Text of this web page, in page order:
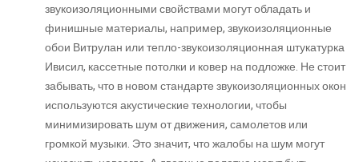
звукоизоляционными свойствами могут обладать и
финишные материалы, например, звукоизоляционные
обои Витрулан или тепло-звукоизоляционная штукатурка
Ивисил, кассетные потолки и ковер на подложке. Не стоит
забывать, что в новом стандарте звукоизоляционных окон
используются акустические технологии, чтобы
минимизировать шум от движения, самолетов или
громкой музыки. Это значит, что жалобы на шум могут